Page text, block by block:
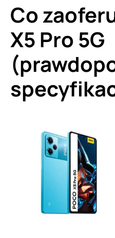
Co
X5 Pro 5G